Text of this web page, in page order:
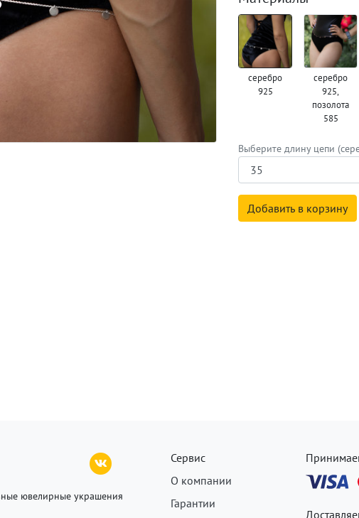
серебро
925
серебро
925,
позолота
585
Выберите длину цепи
Добавить в корзину
ювелирные украшения
Сервис
О компании
Гарантии